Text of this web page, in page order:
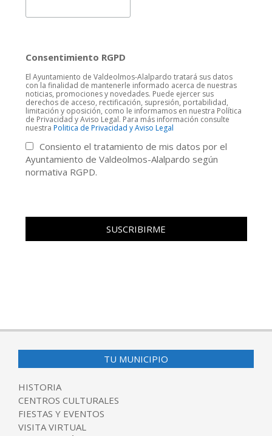
Consentimiento RGPD
El Ayuntamiento de Valdeolmos-Alalpardo tratará sus datos
con la finalidad de mantenerle informado acerca de nuestras
noticias, promociones y novedades. Puede ejercer sus
derechos de acceso, rectificación, supresión, portabilidad,
limitación y oposición, como le informamos en nuestra Política
de Privacidad y Aviso Legal. Para más información consulte
nuestra Politica de Privacidad y Aviso Legal
Consiento el tratamiento de mis datos por el
Ayuntamiento de Valdeolmos-Alalpardo según
normativa RGPD.
TU MUNICIPIO
HISTORIA
CENTROS CULTURALES
FIESTAS Y EVENTOS
VISITA VIRTUAL